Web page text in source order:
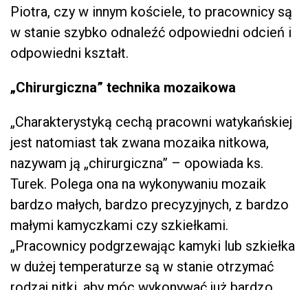
Piotra, czy w innym kościele, to pracownicy są
w stanie szybko odnaleźć odpowiedni odcień i
odpowiedni kształt.
„Chirurgiczna” technika mozaikowa
„Charakterystyką cechą pracowni watykańskiej
jest natomiast tak zwana mozaika nitkowa,
nazywam ją „chirurgiczna” – opowiada ks.
Turek. Polega ona na wykonywaniu mozaik
bardzo małych, bardzo precyzyjnych, z bardzo
małymi kamyczkami czy szkiełkami.
„Pracownicy podgrzewając kamyki lub szkiełka
w dużej temperaturze są w stanie otrzymać